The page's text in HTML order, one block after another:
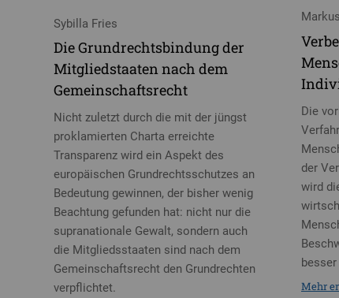
Sybilla Fries
Die Grundrechtsbindung der
Mitgliedstaaten nach dem
Gemeinschaftsrecht
Nicht zuletzt durch die mit der jüngst
proklamierten Charta erreichte
Transparenz wird ein Aspekt des
europäischen Grundrechtsschutzes an
Bedeutung gewinnen, der bisher wenig
Beachtung gefunden hat: nicht nur die
supranationale Gewalt, sondern auch
die Mitgliedsstaaten sind nach dem
Gemeinschaftsrecht den Grundrechten
verpflichtet.
Die
der
wird
Mehr